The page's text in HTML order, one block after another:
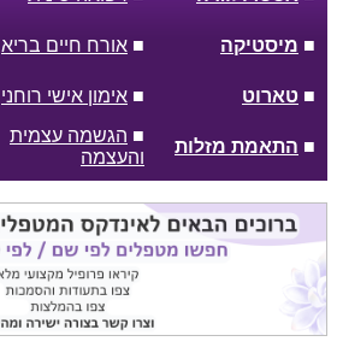
■ מיסטיקה ■ אורח חיים בריא
■ טארוט ■ אימון אישי רוחני
■ התאמת מזלות
■ הגשמה עצמית
והעצמה